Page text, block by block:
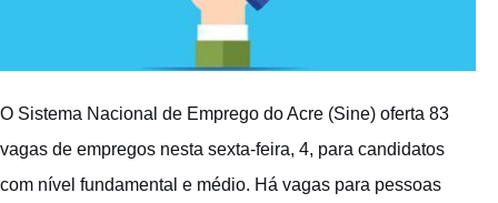
O Sistema Nacional de Emprego do Acre (Sine) oferta 83
vagas de empregos nesta sexta-feira, 4, para candidatos
com nível fundamental e médio. Há vagas para pessoas